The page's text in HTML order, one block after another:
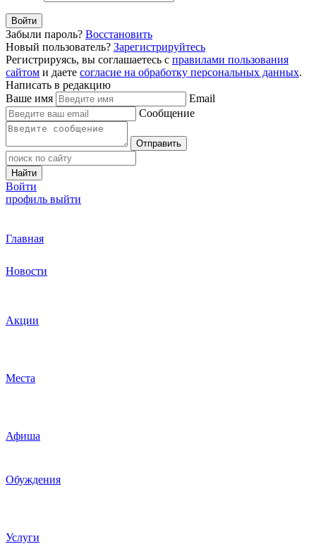
Войти
Забыли пароль? Восстановить
Новый пользователь? Зарегистрируйтесь
Регистрируясь, вы соглашаетесь с правилами пользования
сайтом и даете согласие на обработку персональных данных.
Написать в редакцию
Ваше имя
Email
Сообщение
Отправить
Найти
Войти
профиль выйти
Главная
Новости
Акции
Места
Афиша
Обуждения
Услуги